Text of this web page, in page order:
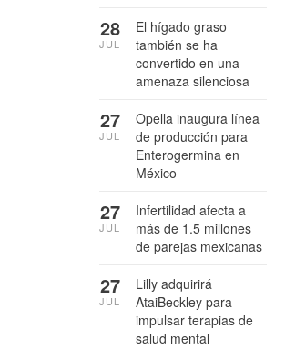
El hígado graso
también se ha
convertido en una
amenaza silenciosa
28
JUL
Opella inaugura línea
de producción para
Enterogermina en
México
27
JUL
Infertilidad afecta a
más de 1.5 millones
de parejas mexicanas
27
JUL
Lilly adquirirá
AtaiBeckley para
impulsar terapias de
salud mental
27
JUL